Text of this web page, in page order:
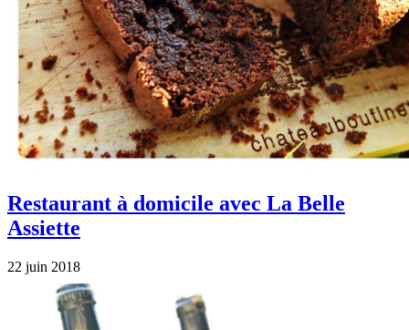
Restaurant à domicile avec La Belle
Assiette
22 juin 2018